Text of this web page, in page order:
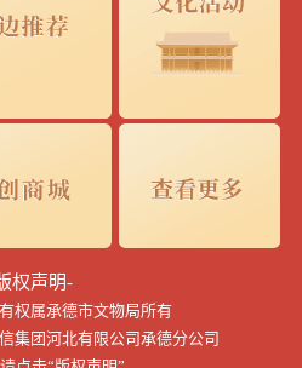
权声明-
权属承德市文物局所有
集团河北有限公司承德分公司